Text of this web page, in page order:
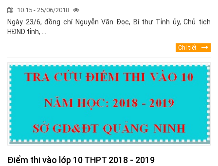
10:15 - 25/06/2018
Ngày 23/6, đồng chí Nguyễn Văn Đọc, Bí thư Tỉnh ủy, Chủ tịch
HĐND tỉnh, ...
Chi tiết
Điểm thi vào lớp 10 THPT 2018 - 2019